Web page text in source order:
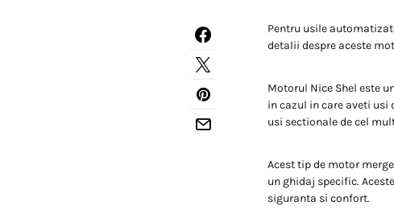
Pentru usile
detalii despre aceste
Motorul Nice Shel este
in cazul in care aveti usi
usi sectionale de cel
Acest tip de motor
un ghidaj specific.
siguranta si confort.